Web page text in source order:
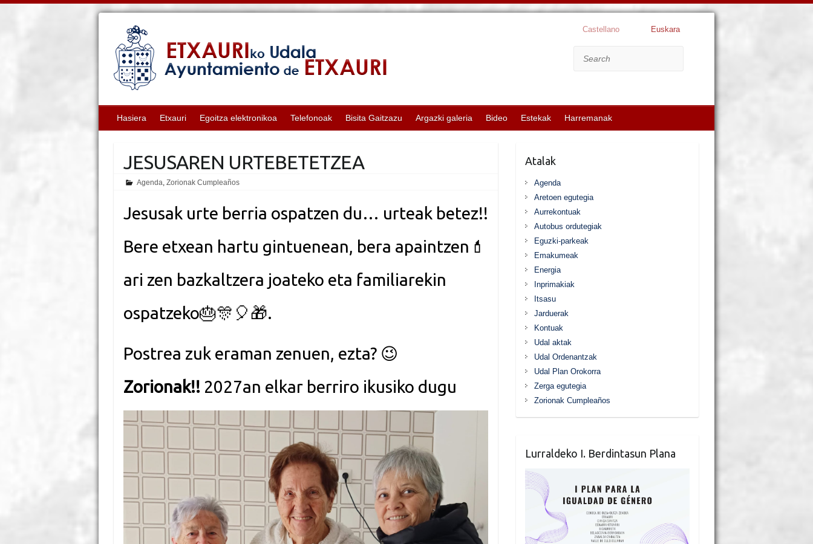
Castellano Euskara
Hasiera Etxauri Egoitza elektronikoa Telefonoak Bisita Gaitzazu Argazki galeria Bideo Estekak Harremanak
JESUSAREN URTEBETETZEA
Agenda, Zorionak Cumpleaños
Jesusak urte berria ospatzen du… urteak betez!!
Bere etxean hartu gintuenean, bera apaintzen 💄
ari zen bazkaltzera joateko eta familiarekin
ospatzeko🎂🎊 🎈🎁.
Postrea zuk eraman zenuen, ezta? 😉
Zorionak!! 2027an elkar berriro ikusiko dugu
Atalak
Agenda
Aretoen egutegia
Aurrekontuak
Autobus ordutegiak
Eguzki-parkeak
Emakumeak
Energia
Inprimakiak
Itsasu
Jarduerak
Kontuak
Udal aktak
Udal Ordenantzak
Udal Plan Orokorra
Zerga egutegia
Zorionak Cumpleaños
Lurraldeko I. Berdintasun Plana